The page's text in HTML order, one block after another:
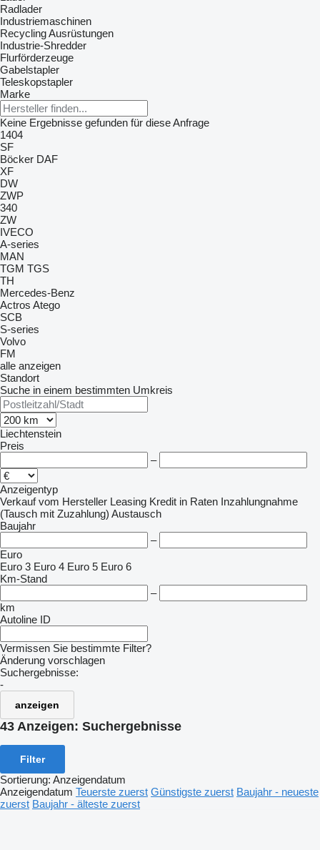
Radlader
Industriemaschinen
Recycling Ausrüstungen
Industrie-Shredder
Flurförderzeuge
Gabelstapler
Teleskopstapler
Marke
Keine Ergebnisse gefunden für diese Anfrage
1404
SF
Böcker DAF
XF
DW
ZWP
340
ZW
IVECO
A-series
MAN
TGM TGS
TH
Mercedes-Benz
Actros Atego
SCB
S-series
Volvo
FM
alle anzeigen
Standort
Suche in einem bestimmten Umkreis
Liechtenstein
Preis
–
Anzeigentyp
Verkauf vom Hersteller Leasing Kredit in Raten Inzahlungnahme
(Tausch mit Zuzahlung) Austausch
Baujahr
–
Euro
Euro 3 Euro 4 Euro 5 Euro 6
Km-Stand
–
km
Autoline ID
Vermissen Sie bestimmte Filter?
Änderung vorschlagen
Suchergebnisse:
-
anzeigen
43 Anzeigen: Suchergebnisse
Filter
Sortierung: Anzeigendatum
Anzeigendatum Teuerste zuerst Günstigste zuerst Baujahr - neueste
zuerst Baujahr - älteste zuerst